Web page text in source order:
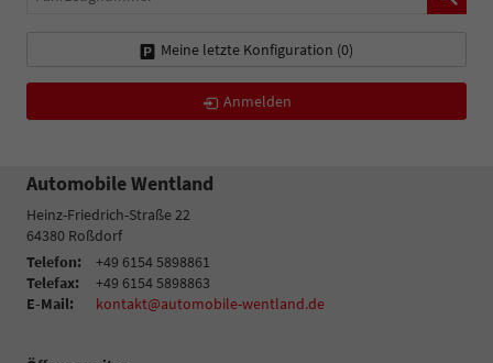
Meine letzte Konfiguration (0)
Anmelden
Automobile Wentland
Heinz-Friedrich-Straße 22
64380 Roßdorf
Telefon:
+49 6154 5898861
Telefax:
+49 6154 5898863
E-Mail:
kontakt@automobile-wentland.de